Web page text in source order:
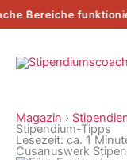
Bereiche
Inhalt
springen
Magazin ›
Stipendium-Tipps
Lesezeit: ca. 1
Cusanuswerk